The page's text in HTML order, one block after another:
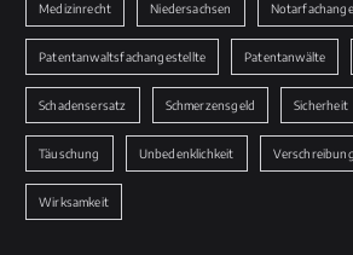
Medizinrecht Niedersachsen
Patentanwaltsfachangestellte Patentanwälte
Schadensersatz Schmerzensgeld Sicherheit
Täuschung Unbedenklichkeit
Wirksamkeit